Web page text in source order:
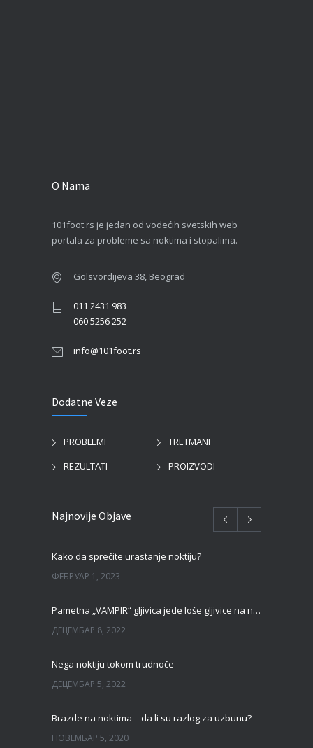
O Nama
101foot.rs je jedan od vodećih svetskih web
portala za probleme sa noktima i stopalima.
Golsvordijeva 38, Beograd
011 2431 983
060 5256 252
info@101foot.rs
Dodatne Veze
PROBLEMI
TRETMANI
REZULTATI
PROIZVODI
Najnovije Objave
Kako da sprečite urastanje noktiju?
ФЕБРУАР 1, 2023
Pametna „VAMPIR“ gljivica jede loše gljivice na noktima!
ДЕЦЕМБАР 8, 2022
Nega noktiju tokom trudnoče
ДЕЦЕМБАР 5, 2022
Brazde na noktima – da li su razlog za uzbunu?
НОВЕМБАР 5, 2020